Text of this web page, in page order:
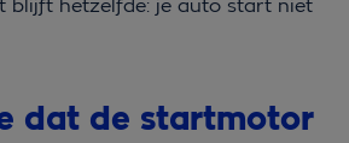
blijft hetzelfde: je auto start niet
dat de startmotor